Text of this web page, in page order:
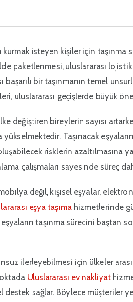
isteyen kişiler için taşınma
paketlenmesi, uluslararası
bir taşınmanın temel
uluslararası geçişlerde büyük
değiştiren bireylerin sayısı
Taşınacak
risklerin azaltılmasına
çalışmaları sayesinde süreç
mobilya değil, kişisel eşyalar,
eşya taşımahizmetlerinde
taşınma sürecini baştan
ilerleyebilmesi için ülkeler
Uluslararası ev nakliyat
sağlar. Böylece müşteriler